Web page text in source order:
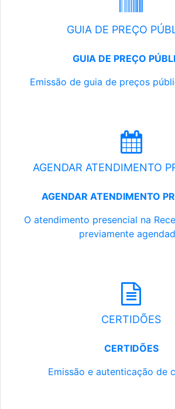
GUIA DE PREÇO
GUIA DE PREÇO
Emissão de guia de preços
AGENDAR ATENDIMENTO
AGENDAR ATENDIMENTO
O atendimento presencial na
previamente
CERTIDÕES
CERTIDÕES
Emissão e autenticação de